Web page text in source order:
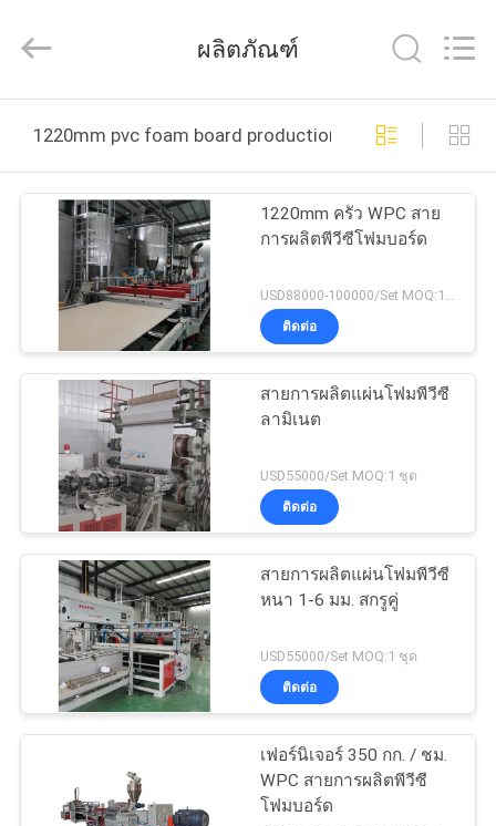
หน้า
แรก
สินค้า
วิดีโอ
เกี่ยว
เรา
โรงงาน
การ
ควบคุม
Reserved.
ผลิตภัณฑ์
1220mm pvc foam board production line ผลิตออนไลน์
1220mm ครัว WPC สาย
การผลิตพีวีซีโฟมบอร์ด
USD88000-100000/Set MOQ:1 ชุด
ติดต่อ
สายการผลิตแผ่นโฟมพีวีซี
ลามิเนต
USD55000/Set MOQ:1 ชุด
ติดต่อ
สายการผลิตแผ่นโฟมพีวีซี
หนา 1-6 มม. สกรูคู่
USD55000/Set MOQ:1 ชุด
ติดต่อ
เฟอร์นิเจอร์ 350 กก. / ชม.
WPC สายการผลิตพีวีซี
โฟมบอร์ด